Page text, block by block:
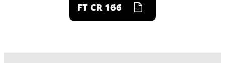
FT CR 166